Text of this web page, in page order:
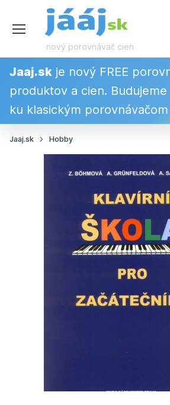
nový porovnávač cien
Jaaj.sk je nový FREE
produktov a cien.
ku klasickým porovnávačom
Jaaj.sk Hobby